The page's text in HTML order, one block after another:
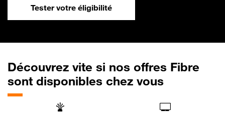
Tester votre éligibilité
Découvrez vite si nos offres Fibre
sont disponibles chez vous